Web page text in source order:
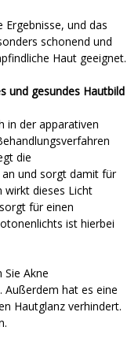
und das
schonend und
Haut geeignet.
und gesundes Hautbild
in der apparativen
die
und sorgt damit für
wirkt dieses Licht
für einen
ist hierbei
Sie Akne
Außerdem hat es eine
Hautglanz verhindert.